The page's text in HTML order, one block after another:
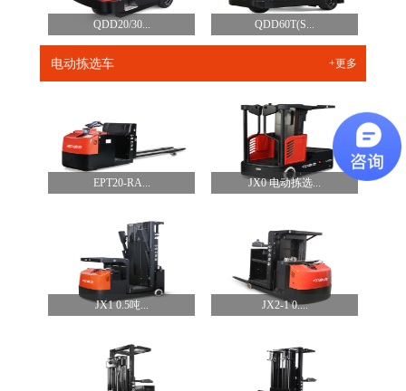
QDD20/30... QDD60T(S...
电动拣选车 +更多
EPT20-RA... JX0 电动拣选...
JX1 0.5吨... JX2-1 0....